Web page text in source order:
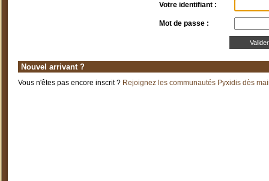
Votre identifiant :
Mot de passe :
Nouvel arrivant ?
Vous n'êtes pas encore inscrit ? Rejoignez les communautés Pyxidis dès